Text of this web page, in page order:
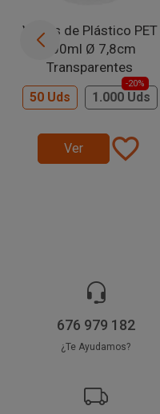
Vasos de Plástico PET
300ml Ø 7,8cm
Transparentes
50 Uds 1.000 Uds
-20%
Ver favorite_border
676 979 182
¿Te Ayudamos?